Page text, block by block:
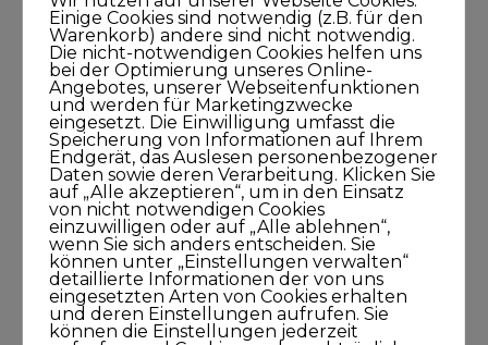
KUNDISCHgedacht
KUNDISCHimpuls
KUNDISCHkonkret
KUNDISCHleben
KUNDISCHpositioniert
KUNDISCHstory
Einige Cookies sind notwendig (z.B. für den
Warenkorb) andere sind nicht notwendig.
Die nicht-notwendigen Cookies helfen uns
bei der Optimierung unseres Online-
Angebotes, unserer Webseitenfunktionen
und werden für Marketingzwecke
eingesetzt. Die Einwilligung umfasst die
Speicherung von Informationen auf Ihrem
Endgerät, das Auslesen personenbezogener
Daten sowie deren Verarbeitung. Klicken Sie
auf „Alle akzeptieren“, um in den Einsatz
von nicht notwendigen Cookies
einzuwilligen oder auf „Alle ablehnen“,
wenn Sie sich anders entscheiden. Sie
können unter „Einstellungen verwalten“
detaillierte Informationen der von uns
eingesetzten Arten von Cookies erhalten
und deren Einstellungen aufrufen. Sie
können die Einstellungen jederzeit